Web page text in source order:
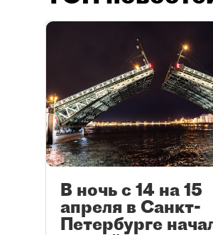
В ночь с 14 на 15
апреля в Санкт-
Петербурге